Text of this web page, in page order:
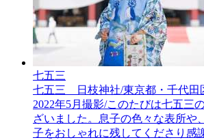
七五三
七五三 日枝神社/東京都・千代田
2022年5月撮影/このたびは七五三
ざいました。息子の色々な表所や
子をおしゃれに残してくださり感